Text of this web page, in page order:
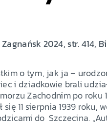
2024, str. 414,
o tym, jak ja –
i dziadkowie brali
Zachodnim po roku
11 sierpnia 1939
do Szczecina.